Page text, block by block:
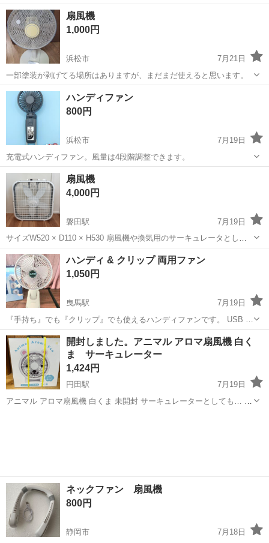
度あり！ワンルーム寮完備！マイカー通勤OK！無料駐車場あり！《三
重県伊勢市》 人気の工場のお仕事 ◇タイヤの製造◇ トラック・バ
ス・RV車用を中心とした...
三重 伊勢市 山田上口駅
扇風機
1,000円
浜松市
7月21日
一部塗装が剥げてる場所はありますが、まだまだ使えると思います。
静岡 浜松市 季節、空調家電
ハンディファン
800円
浜松市
7月19日
充電式ハンディファン。風量は4段階調整できます。
静岡 浜松市 季節、空調家電
扇風機
4,000円
磐田駅
7月19日
サイズW520 × D110 × H530 扇風機や換気用のサーキュレータとして
も使えます。 ３段階で調整可能。 持ち運びハンドル付き。 【注意事
項】 LASKO社製品は全体的に作りが荒いです。製造時についてしまう
歪み...
静岡 磐田市 磐田駅 季節、空調家電 LASKO
ハンディ & クリップ 両用ファン
1,050円
曳馬駅
7月19日
『手持ち』でも『クリップ』でも使えるハンディファンです。 USB で
給電、充電で使用きます。風力は3段階、ファンも大きめです。 持ち
歩き、車中やキャンプ、浴室やトイレ等いろいろなところで活躍しま
すよ(^^)d 未使用に近い...
静岡 浜松市 曳馬駅 季節、空調家電
開封しました。アニマル アロマ扇風機 白く
ま サーキュレーター
1,424円
円田駅
7月19日
アニマル アロマ扇風機 白くま 未開封 サーキュレーターとしても… 開
ネックファン 扇風機
800円
静岡市
7月18日